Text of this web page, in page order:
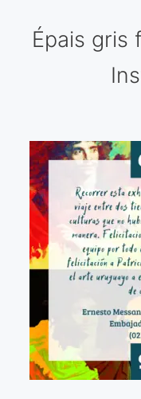
Artistas
Galería virtual
Qué dicen de
Aviso legal
Política de cookies
Bruit de
«Réalisme
Épais gris